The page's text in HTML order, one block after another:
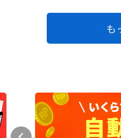
も